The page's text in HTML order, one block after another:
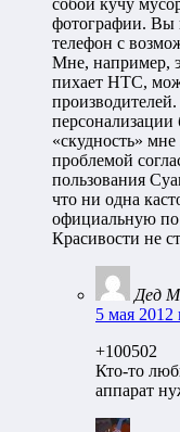
фотографии. Вы
телефон с
Мне, например,
пихает HTC,
персонализации
«скудность»
проблемой
пользования
что ни одна
официальную по
Красивости не
Дед
5 мая 2012
+100502
Кто-то
аппарат